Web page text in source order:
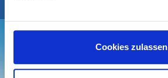
Cookies zulassen